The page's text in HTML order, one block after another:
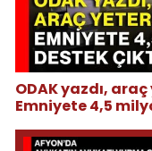
ODAK yazdı,
Emniyete 4,5